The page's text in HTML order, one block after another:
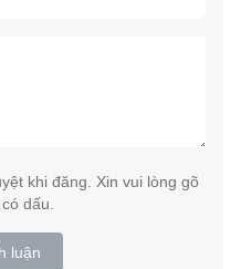
khi đăng. Xin vui lòng gõ
dấu.
luận